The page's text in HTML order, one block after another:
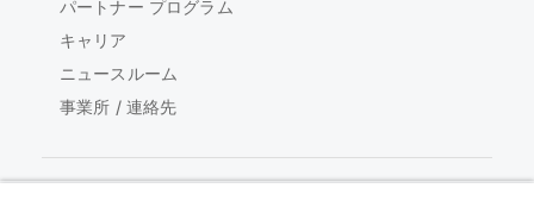
パートナー プログラム
キャリア
ニュースルーム
事業所 / 連絡先